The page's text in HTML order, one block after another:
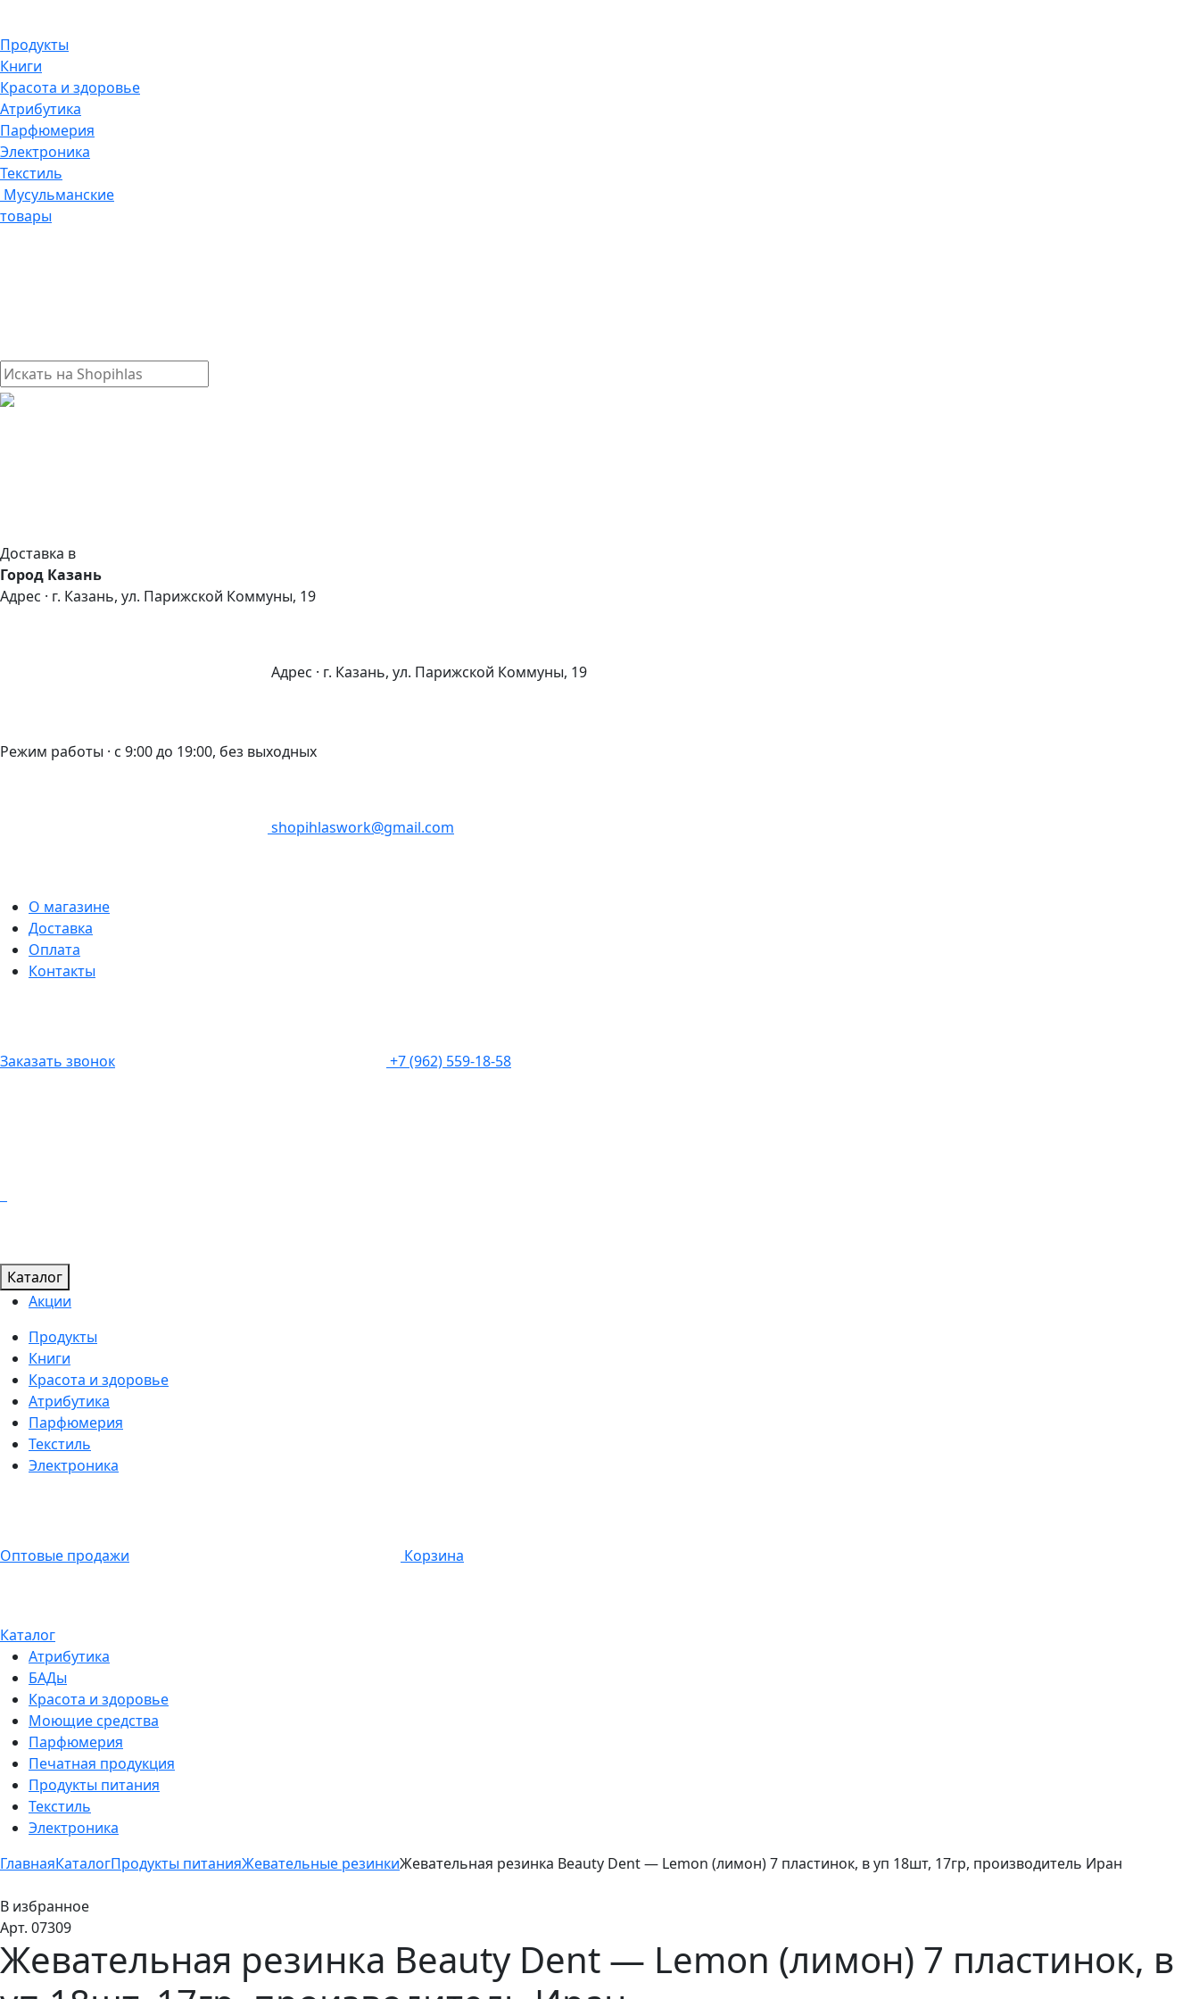
Продукты
Книги
Красота и здоровье
Атрибутика
Парфюмерия
Электроника
Текстиль
Мусульманские
товары
Доставка в
Город Казань
Адрес · г. Казань, ул. Парижской Коммуны, 19
Адрес · г. Казань, ул. Парижской Коммуны, 19
Режим работы · с 9:00 до 19:00, без выходных
shopihlaswork@gmail.com
О магазине
Доставка
Оплата
Контакты
Заказать звонок +7 (962) 559-18-58
Каталог
Акции
Продукты
Книги
Красота и здоровье
Атрибутика
Парфюмерия
Текстиль
Электроника
Оптовые продажи Корзина
Каталог
Атрибутика
БАДы
Красота и здоровье
Моющие средства
Парфюмерия
Печатная продукция
Продукты питания
Текстиль
Электроника
ГлавнаяКаталогПродукты питанияЖевательные резинкиЖевательная резинка Beauty Dent — Lemon (лимон) 7 пластинок, в уп 18шт, 17гр, производитель Иран
В избранное
Арт. 07309
Жевательная резинка Beauty Dent — Lemon (лимон) 7 пластинок, в